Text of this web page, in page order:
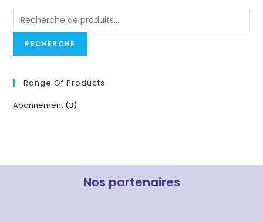
RECHERCHE
Range Of Products
Abonnement (3)
Nos partenaires